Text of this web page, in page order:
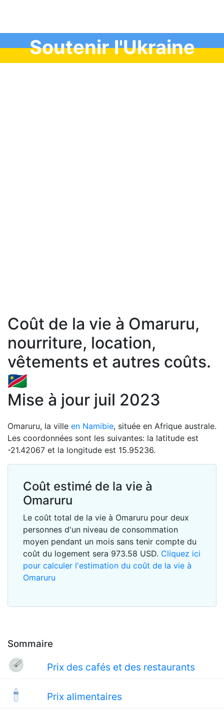
Soutenir l'Ukraine
Coût de la vie à Omaruru,
nourriture, location,
vêtements et autres coûts.
🇳🇦
Mise à jour juil 2023
Sommaire
Prix des cafés et des restaurants
Prix alimentaires
Omaruru, la ville en Namibie, située en Afrique australe.
Les coordonnées sont les suivantes: la latitude est
-21.42067 et la longitude est 15.95236.
Coût estimé de la vie à
Omaruru
Le coût total de la vie à Omaruru pour deux
personnes d'un niveau de consommation
moyen pendant un mois sans tenir compte du
coût du logement sera 973.58 USD. Cliquez ici
pour calculer l'estimation du coût de la vie à
Omaruru